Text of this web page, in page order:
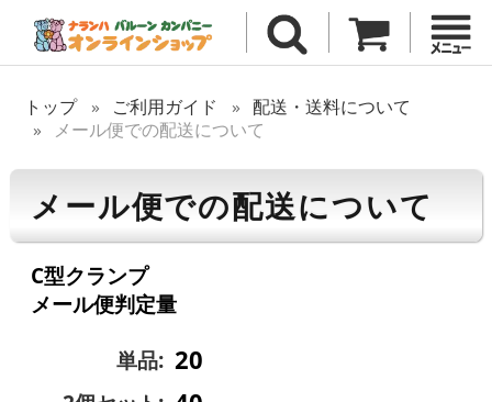
トップ ご利用ガイド
配送・送料について
メール便での配送について
メール便での配送について
C型クランプ
メール便判定量
単品: 20